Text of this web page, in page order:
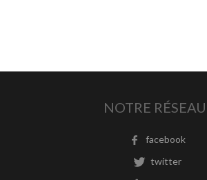
NOTRE RÉSEAU
facebook
twitter